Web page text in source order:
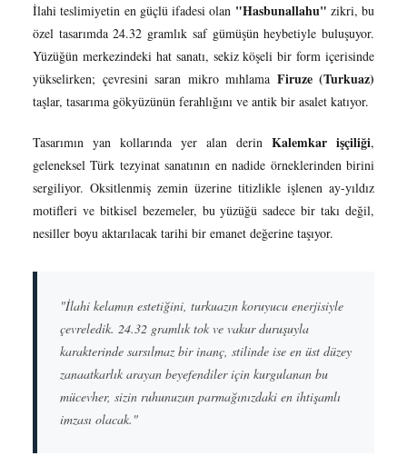
İlahi teslimiyetin en güçlü ifadesi olan "Hasbunallahu" zikri, bu
özel tasarımda 24.32 gramlık saf gümüşün heybetiyle buluşuyor.
Yüzüğün merkezindeki hat sanatı, sekiz köşeli bir form içerisinde
yükselirken; çevresini saran mikro mıhlama Firuze (Turkuaz)
taşlar, tasarıma gökyüzünün ferahlığını ve antik bir asalet katıyor.
Tasarımın yan kollarında yer alan derin Kalemkar işçiliği,
geleneksel Türk tezyinat sanatının en nadide örneklerinden birini
sergiliyor. Oksitlenmiş zemin üzerine titizlikle işlenen ay-yıldız
motifleri ve bitkisel bezemeler, bu yüzüğü sadece bir takı değil,
nesiller boyu aktarılacak tarihi bir emanet değerine taşıyor.
"İlahi kelamın estetiğini, turkuazın koruyucu enerjisiyle
çevreledik. 24.32 gramlık tok ve vakur duruşuyla
karakterinde sarsılmaz bir inanç, stilinde ise en üst düzey
zanaatkarlık arayan beyefendiler için kurgulanan bu
mücevher, sizin ruhunuzun parmağınızdaki en ihtişamlı
imzası olacak."